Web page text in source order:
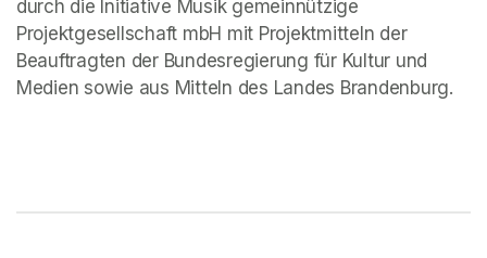
durch die Initiative Musik gemeinnützige
Projektgesellschaft mbH mit Projektmitteln der
Beauftragten der Bundesregierung für Kultur und
Medien sowie aus Mitteln des Landes Brandenburg.